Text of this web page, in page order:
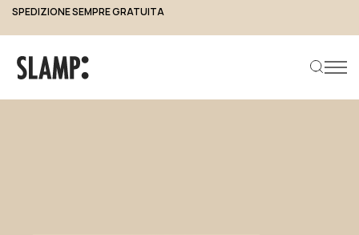
SPEDIZIONE SEMPRE GRATUITA
Designers